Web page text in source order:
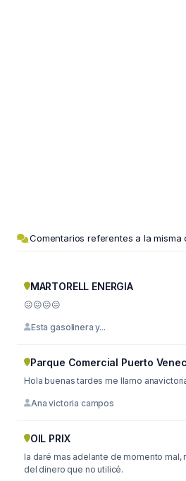
Comentarios referentes a la misma
MARTORELL ENERGIA
😖😖😖😖
Esta gasolinera y...
Parque Comercial Puerto
Hola buenas tardes me llamo
Ana victoria campos
OIL PRIX
la daré mas adelante de momento mal, no me han devuelto el resto
del dinero que no utilicé.